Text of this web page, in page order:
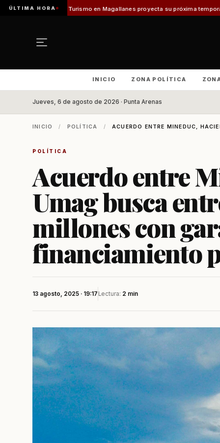
ÚLTIMA HORA
en Magallanes proyecta su próxima temporada con el inicio de
INICIO ZONA POLÍTICA
Jueves, 6 de agosto de 2026 · Punta Arenas
INICIO / POLÍTICA / ACUERDO ENTRE MINEDUC,
POLÍTICA
Acuerdo entre
Umag busca
millones con
financiamiento
13 agosto, 2025 · 19:17 Lectura: 2 min